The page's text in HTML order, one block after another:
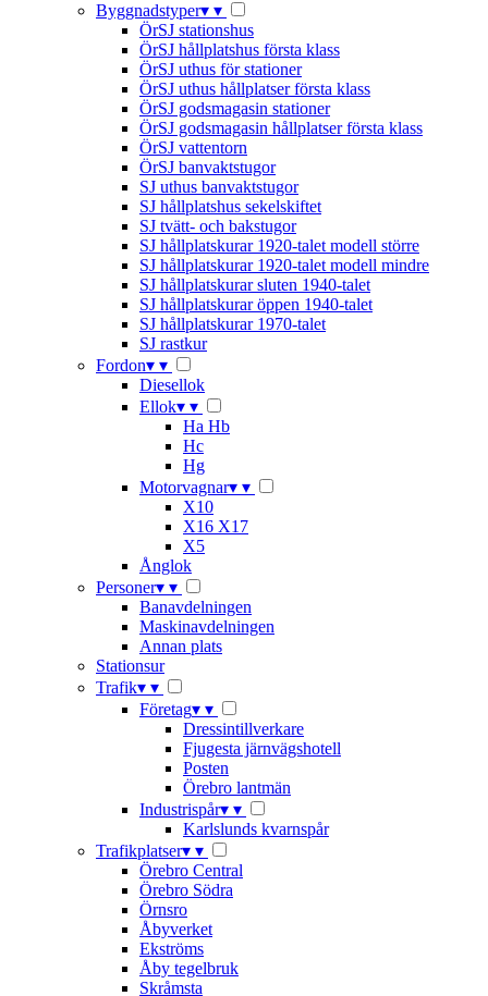
Byggnadstyper▾ ▾
ÖrSJ stationshus
ÖrSJ hållplatshus första klass
ÖrSJ uthus för stationer
ÖrSJ uthus hållplatser första klass
ÖrSJ godsmagasin stationer
ÖrSJ godsmagasin hållplatser första klass
ÖrSJ vattentorn
ÖrSJ banvaktstugor
SJ uthus banvaktstugor
SJ hållplatshus sekelskiftet
SJ tvätt- och bakstugor
SJ hållplatskurar 1920-talet modell större
SJ hållplatskurar 1920-talet modell mindre
SJ hållplatskurar sluten 1940-talet
SJ hållplatskurar öppen 1940-talet
SJ hållplatskurar 1970-talet
SJ rastkur
Fordon▾ ▾
Diesellok
Ellok▾ ▾
Ha Hb
Hc
Hg
Motorvagnar▾ ▾
X10
X16 X17
X5
Ånglok
Personer▾ ▾
Banavdelningen
Maskinavdelningen
Annan plats
Stationsur
Trafik▾ ▾
Företag▾ ▾
Dressintillverkare
Fjugesta järnvägshotell
Posten
Örebro lantmän
Industrispår▾ ▾
Karlslunds kvarnspår
Trafikplatser▾ ▾
Örebro Central
Örebro Södra
Örnsro
Åbyverket
Ekströms
Åby tegelbruk
Skråmsta